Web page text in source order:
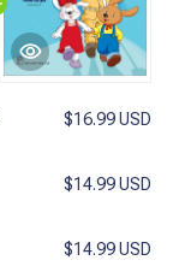
$16.99 USD
$14.99 USD
$14.99 USD